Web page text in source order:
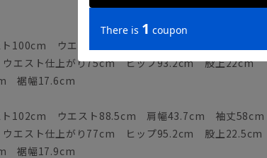
ト100cm ウエスト86.5cm 肩幅43cm 袖丈56.5cm
ウエスト仕上がり75cm ヒップ93.2cm 股上22cm
裾幅17.6cm
ト102cm ウエスト88.5cm 肩幅43.7cm 袖丈58cm
ウエスト仕上がり77cm ヒップ95.2cm 股上22.5cm
裾幅17.9cm